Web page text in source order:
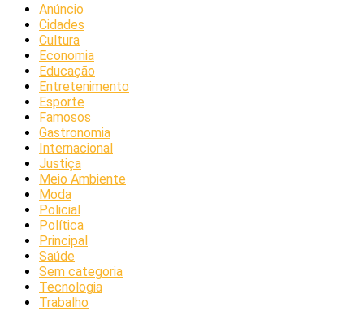
Anúncio
Cidades
Cultura
Economia
Educação
Entretenimento
Esporte
Famosos
Gastronomia
Internacional
Justiça
Meio Ambiente
Moda
Policial
Política
Principal
Saúde
Sem categoria
Tecnologia
Trabalho